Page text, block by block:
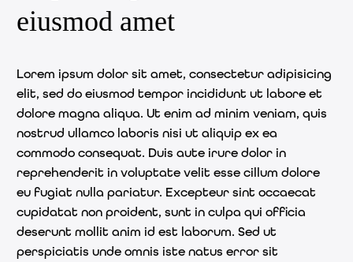
eiusmod amet
Lorem ipsum dolor sit amet, consectetur adipisicing
elit, sed do eiusmod tempor incididunt ut labore et
dolore magna aliqua. Ut enim ad minim veniam, quis
nostrud ullamco laboris nisi ut aliquip ex ea
commodo consequat. Duis aute irure dolor in
reprehenderit in voluptate velit esse cillum dolore
eu fugiat nulla pariatur. Excepteur sint occaecat
cupidatat non proident, sunt in culpa qui officia
deserunt mollit anim id est laborum. Sed ut
perspiciatis unde omnis iste natus error sit